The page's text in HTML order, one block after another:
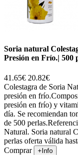
Soria natural
Presión en Frío.| 500
41.65€ 20.82€
Colestagra de Soria
presión en
presión en frío) y
día. Se recomiendan
de 500
Natural. Soria natural
perlas oferta válida
Comprar
+Info